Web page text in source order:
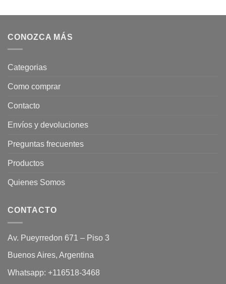
CONOZCA MÁS
Categorias
Como comprar
Contacto
Envíos y devoluciones
Preguntas frecuentes
Productos
Quienes Somos
CONTACTO
Av. Pueyrredon 671 – Piso 3
Buenos Aires, Argentina
Whatsapp: +116518-3468